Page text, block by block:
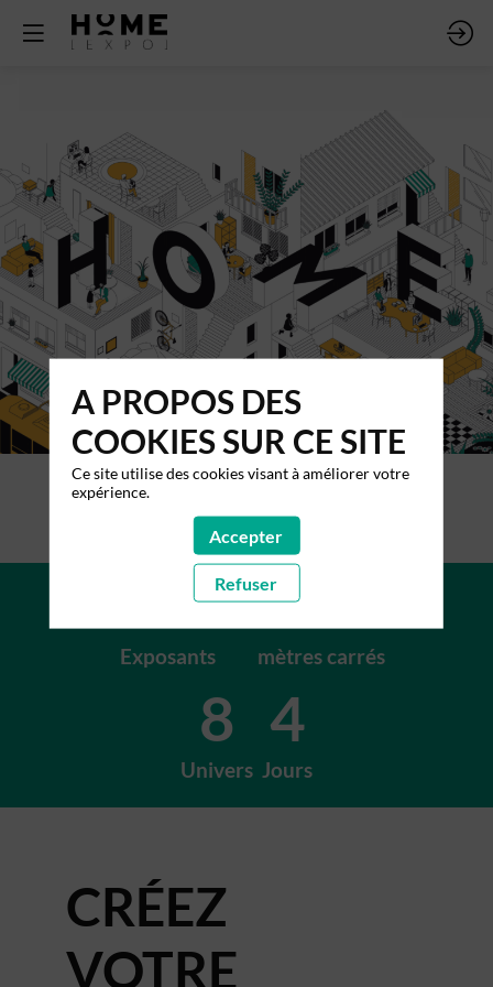
+200
Exposants
+15K
mètres carrés
8
Univers
4
Jours
CRÉEZ
VOTRE
A PROPOS DES
COOKIES SUR CE SITE
Ce site utilise des cookies visant à améliorer votre
expérience.
Accepter
Refuser